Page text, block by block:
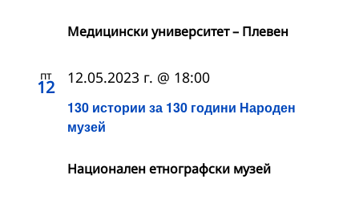
Медицински университет – Плевен
пт
12
130 истории за 130 години Народен
музей
12.05.2023 г. @ 18:00
Националeн етнографски музей